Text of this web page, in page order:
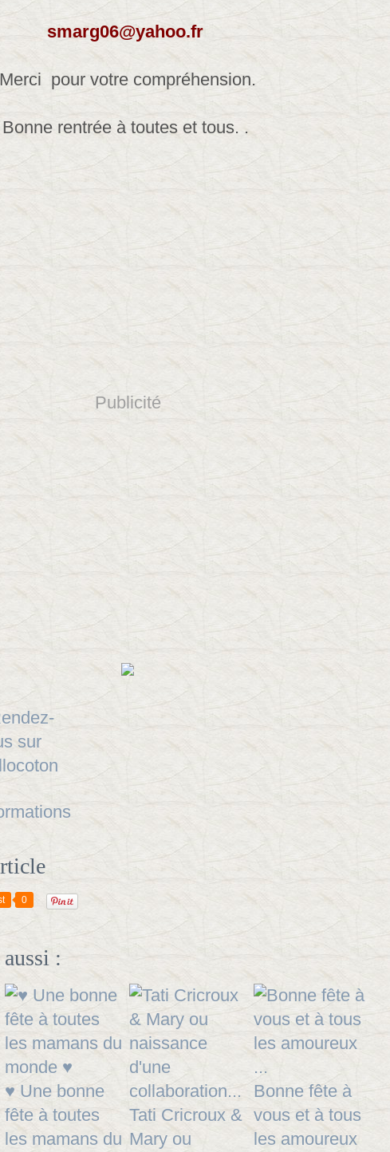
smarg06@yahoo.fr
Merci pour votre compréhension.
Bonne rentrée à toutes et tous. .
Publicité
0
:
♥ Une bonne
fête à toutes
les mamans du
Tati Cricroux &
Mary ou
Bonne fête à
vous et à tous
les amoureux